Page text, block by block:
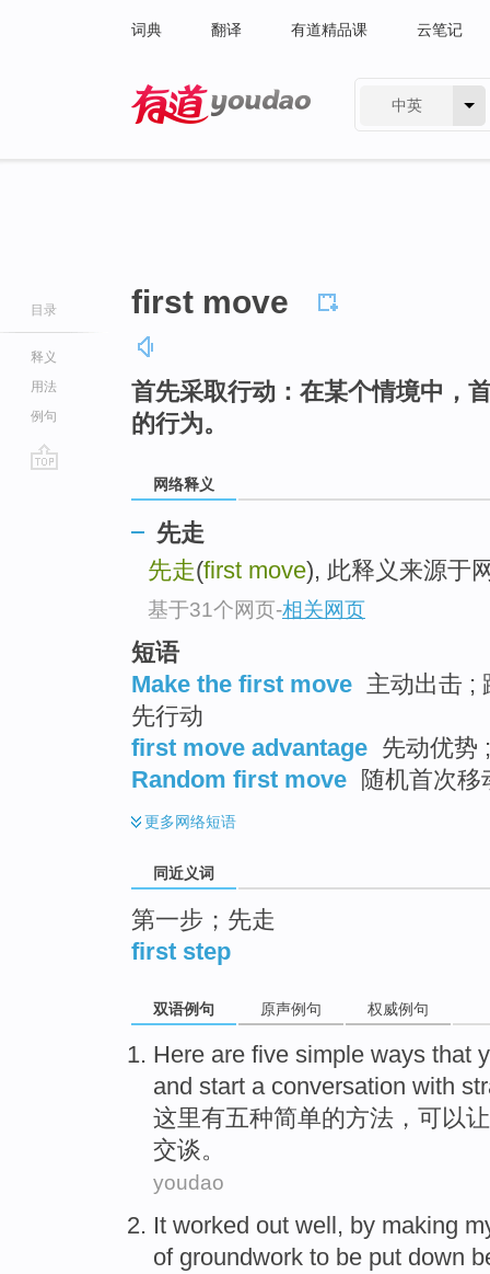
词典 翻译 有道精品课 云笔记
中英
目录
释义
用法
例句
first move
首先采取行动：在某个情境中，
的行为。
网络释义
先走
先走(first move), 此释义来源于
基于31个网页-相关网页
短语
Make the first move 主动出击 ;
先行动
first move advantage 先动优势
Random first move 随机首次移
更多网络短语
同近义词
第一步；先走
first step
双语例句 原声例句 权威例句
Here are five simple ways that
and start a conversation with
这里有五种简单的方法 ， 可以让
交谈。
youdao
It worked out well, by making
of groundwork to be put down